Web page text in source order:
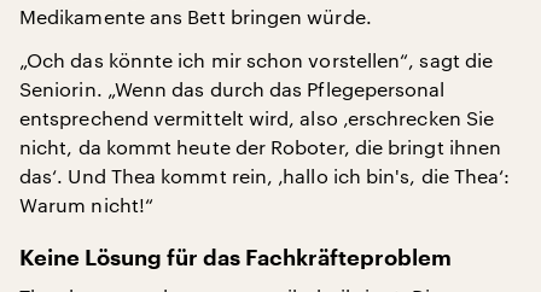
Medikamente ans Bett bringen würde.
„Och das könnte ich mir schon vorstellen“, sagt die
Seniorin. „Wenn das durch das Pflegepersonal
entsprechend vermittelt wird, also ‚erschrecken Sie
nicht, da kommt heute der Roboter, die bringt ihnen
das‘. Und Thea kommt rein, ‚hallo ich bin's, die Thea‘:
Warum nicht!“
Keine Lösung für das Fachkräfteproblem